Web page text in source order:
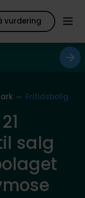
vurdering
Fritidsbolig
salg